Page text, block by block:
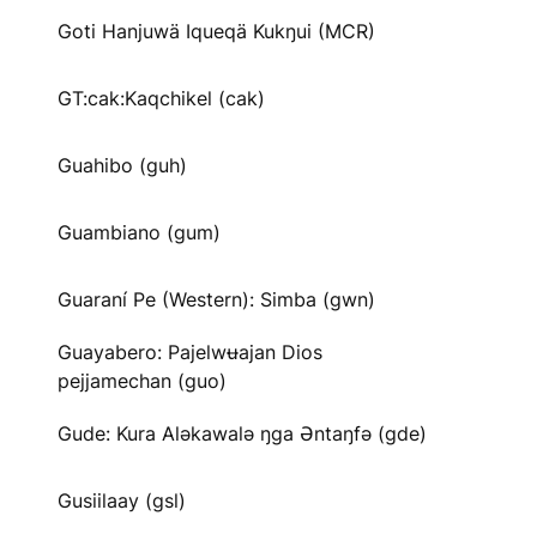
Goti Hanjuwä Iqueqä Kukŋui (MCR)
GT:cak:Kaqchikel (cak)
Guahibo (guh)
Guambiano (gum)
Guaraní Pe (Western): Simba (gwn)
Guayabero: Pajelwʉajan Dios
pejjamechan (guo)
Gude: Kura Aləkawalə ŋga Əntaŋfə (gde)
Gusiilaay (gsl)